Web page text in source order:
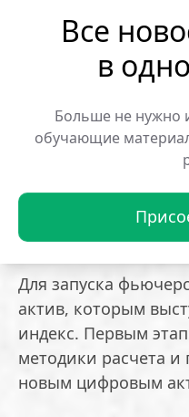
Все
в
Больше не нужно
обучающие
работают над
инвестиционных
Московская биржа
индекса и
XRP и TRON. Кроме
возможность
контрактов на
в эфире РБК
группе продуктов
Мария Силкина.
Для запуска
актив, которым
индекс. Первым
методики расчета
новым цифровым